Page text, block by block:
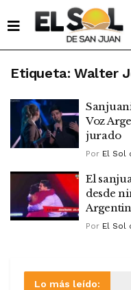
Etiqueta: Walter
Voz
jurado
Por El Sol
El
desde
Por El Sol
Lo más leído: